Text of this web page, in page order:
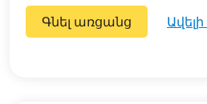
Գնել առցանց